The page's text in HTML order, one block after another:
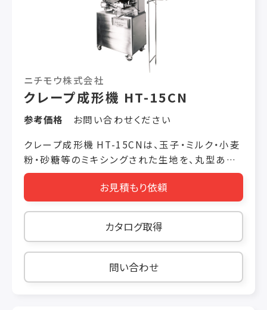
ニチモウ株式会社
クレープ成形機 HT-15CN
参考価格
お問い合わせください
クレープ成形機 HT-15CNは、玉子・ミルク・小麦
粉・砂糖等のミキシングされた生地を、丸型ある
いは帯状に焼き上げます。 ホッパー投入された生
地をギヤーポンプによって、生地タンクに送り込
みます。その生地を、転写ドラムが回転しながら
すくい上げ、加熱ドラムに薄く均一に張り付けて
焼きあげます。 焼き上がった薄皮は、スクレパー
により加熱ドラムよりはがされ、コンベヤー上に
一枚ずつ乗って出てきます。 生産能力 900個/時
間 製品サイズ 150φ～230φ(標準 200φ)・厚さ
お見積もり依頼
カタログ取得
問い合わせ